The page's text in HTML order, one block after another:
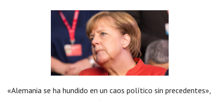
«Alemania se ha hundido en un caos político sin precedentes»,